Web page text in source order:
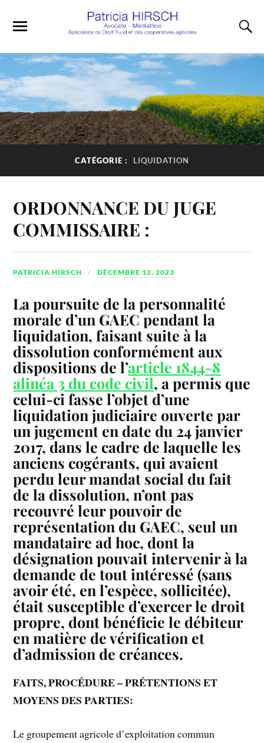
CATÉGORIE : LIQUIDATION
ORDONNANCE DU JUGE
COMMISSAIRE :
PATRICIA HIRSCH DÉCEMBRE 12, 2023
La poursuite de la personnalité
morale d’un GAEC pendant la
liquidation, faisant suite à la
dissolution conformément aux
dispositions de l’article 1844-8
alinéa 3 du code civil, a permis que
celui-ci fasse l’objet d’une
liquidation judiciaire ouverte par
un jugement en date du 24 janvier
2017, dans le cadre de laquelle les
anciens cogérants, qui avaient
perdu leur mandat social du fait
de la dissolution, n’ont pas
recouvré leur pouvoir de
représentation du GAEC, seul un
mandataire ad hoc, dont la
désignation pouvait intervenir à la
demande de tout intéressé (sans
avoir été, en l’espèce, sollicitée),
était susceptible d’exercer le droit
propre, dont bénéficie le débiteur
en matière de vérification et
d’admission de créances.
FAITS, PROCÉDURE – PRÉTENTIONS ET
MOYENS DES PARTIES:
Le groupement agricole d’exploitation commun